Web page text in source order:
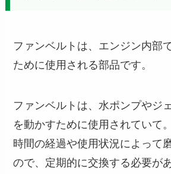
ファンベルトは、エンジン内部
ために使用される部品です。
ファンベルトは、水ポンプやジ
を動かすために使用されていて
時間の経過や使用状況によって
ので、定期的に交換する必要が